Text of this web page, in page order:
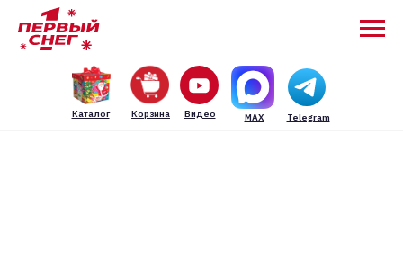
Каталог Видео
Корзина Telegram
MAX